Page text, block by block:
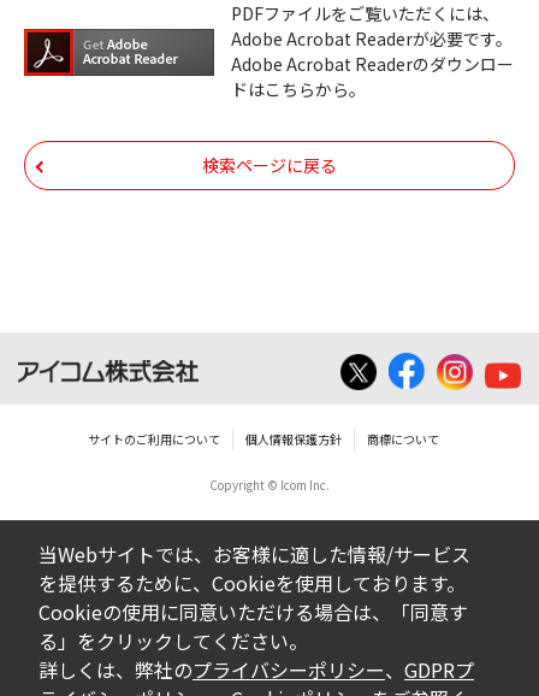
機器のコントロールコマンドの仕様書、およ
びその他すべてのダウンロードファイルにつ
いての著作権を含むすべての権利は、アイコ
帰属します。ダウンロードしたファイルは、
個人で使用される以外にはご使用できませ
せんのでご了承ください。
告なく改良及び変更される場合があります。
ダウンロードサービスに掲載していますBIOS/
ファームウェアデータにつきましては、パソ
コンの基本システムを制御する重要なデータ
ですから、データの書換中に誤操作や中断に
よって失敗した場合、パソコンが正常に動作
しなくなります。お客様がBIOS/ファームウェ
PDFファイルをご覧いただくには、
Adobe Acrobat Readerが必要です。
Adobe Acrobat Readerのダウンロー
ドはこちらから。
検索ページに戻る
サイトのご利用について 個人情報保護方針 商標について
Copyright © Icom Inc.
当Webサイトでは、お客様に適した情報/サービス
を提供するために、Cookieを使用しております。
Cookieの使用に同意いただける場合は、「同意す
る」をクリックしてください。
詳しくは、弊社のプライバシーポリシー、 GDPRプ